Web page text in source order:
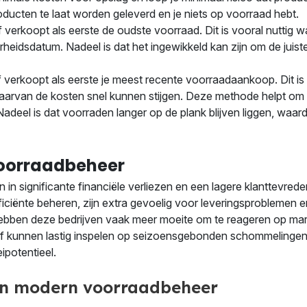
te laat worden geleverd en je niets op voorraad hebt.
als eerste de oudste voorraad. Dit is vooral nuttig
Nadeel is dat het ingewikkeld kan zijn om de
als eerste je meest recente voorraadaankoop. Dit
de kosten snel kunnen stijgen. Deze methode helpt
is dat voorraden langer op de plank blijven liggen,
significante financiële verliezen en een lagere
beheren, zijn extra gevoelig voor leveringsproblemen
deze bedrijven vaak meer moeite om te reageren op
lastig inspelen op seizoensgebonden
modern voorraadbeheer